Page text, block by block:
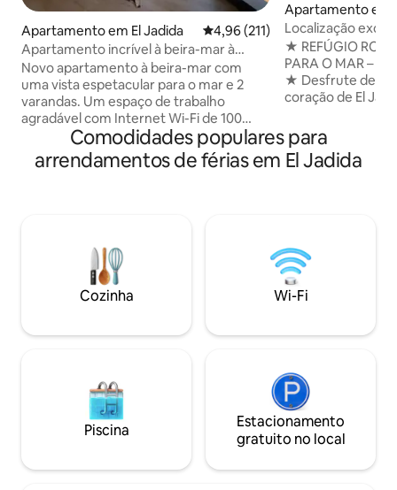
Apartamento em El Jadida Classificação média de 4,96 em
4,96 (211)
Apartamento incrível à beira-mar à
beira-mar no centro da cidade
Novo apartamento à beira-mar com
uma vista espetacular para o mar e 2
varandas. Um espaço de trabalho
agradável com Internet Wi-Fi de 100
Mbps sobre fibra. Localizado no centro
da cidade, Medina, Souks, Restaurantes
e a Cidade Portuguesa estão a 15
estadia inesquecível. Desfrute do nascer
do sol, da vista panorâmica, do clapotis
ou da calma. A limpeza, a disponibilidade
e a assistência são garantidas. Vai sentir-
Apartamento em
Localização
marroquina -
★ REFÚGIO
PARA O MAR –
★ Desfrute de uma estadia mágica no
coração de El
tadelakt
Fassi e vistas
Perfeito para
ambiente
Comodidades populares para
arrendamentos de férias em El Jadida
Cozinha Wi-Fi
Piscina
Estacionamento
gratuito no local